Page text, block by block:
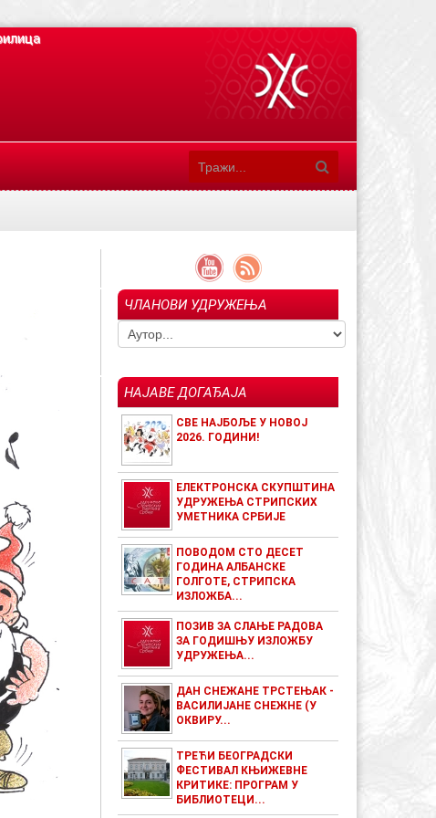
ЧЛАНОВИ УДРУЖЕЊА
НАЈАВЕ ДОГАЂАЈА
СВЕ НАЈБОЉЕ У НОВОЈ
2026. ГОДИНИ!
ЕЛЕКТРОНСКА СКУПШТИНА
УДРУЖЕЊА СТРИПСКИХ
УМЕТНИКА СРБИЈЕ
ПОВОДОМ СТО ДЕСЕТ
ГОДИНА АЛБАНСКЕ
ГОЛГОТЕ, СТРИПСКА
ИЗЛОЖБА...
ПОЗИВ ЗА СЛАЊЕ РАДОВА
ЗА ГОДИШЊУ ИЗЛОЖБУ
УДРУЖЕЊА...
ДАН СНЕЖАНЕ ТРСТЕЊАК -
ВАСИЛИЈАНЕ СНЕЖНЕ (У
ОКВИРУ...
ТРЕЋИ БЕОГРАДСКИ
ФЕСТИВАЛ КЊИЖЕВНЕ
КРИТИКЕ: ПРОГРАМ У
БИБЛИОТЕЦИ...